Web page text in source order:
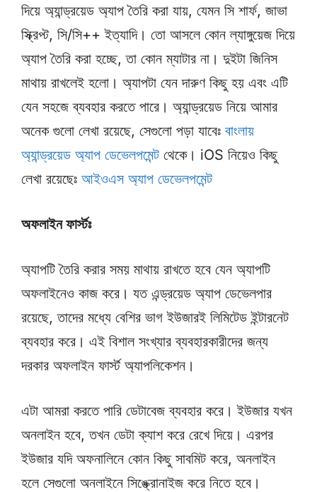
দিয়ে অ্যান্ড্রয়েড অ্যাপ তৈরি করা যায়, যেমন সি শার্ফ, জাভা
স্ক্রিপ্ট, সি/সি++ ইত্যাদি। তো আসলে কোন ল্যাঙ্গুয়েজ দিয়ে
অ্যাপ তৈরি করা হচ্ছে, তা কোন ম্যাটার না। দুইটা জিনিস
মাথায় রাখলেই হলো। অ্যাপটা যেন দারুণ কিছু হয় এবং এটি
যেন সহজে ব্যবহার করতে পারে। অ্যান্ড্রয়েড নিয়ে আমার
অনেক গুলো লেখা রয়েছে, সেগুলো পড়া যাবেঃ বাংলায়
অ্যান্ড্রয়েড অ্যাপ ডেভেলপমেন্ট থেকে। iOS নিয়েও কিছু
লেখা রয়েছেঃ আইওএস অ্যাপ ডেভেলপমেন্ট
অফলাইন ফার্স্টঃ
অ্যাপটি তৈরি করার সময় মাথায় রাখতে হবে যেন অ্যাপটি
অফলাইনেও কাজ করে। যত এন্ড্রয়েড অ্যাপ ডেভেলপার
রয়েছে, তাদের মধ্যে বেশির ভাগ ইউজারই লিমিটেড ইন্টারনেট
ব্যবহার করে। এই বিশাল সংখ্যার ব্যবহারকারীদের জন্য
দরকার অফলাইন ফার্স্ট অ্যাপলিকেশন।
এটা আমরা করতে পারি ডেটাবেজ ব্যবহার করে। ইউজার যখন
অনলাইন হবে, তখন ডেটা ক্যাশ করে রেখে দিয়ে। এরপর
ইউজার যদি অফনালিনে কোন কিছু সাবমিট করে, অনলাইন
হলে সেগুলো অনলাইনে সিঙ্ক্রোনাইজ করে নিতে হবে।